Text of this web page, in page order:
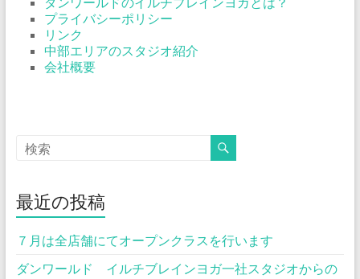
プライバシーポリシー
リンク
中部エリアのスタジオ紹介
会社概要
最近の投稿
７月は全店舗にてオープンクラスを行います
ダンワールド イルチブレインヨガ一社スタジオからの